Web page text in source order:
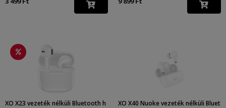
XO X23 vezeték nélküli Bluetooth h
XO X40 Nuoke vezeték nélküli Bluet